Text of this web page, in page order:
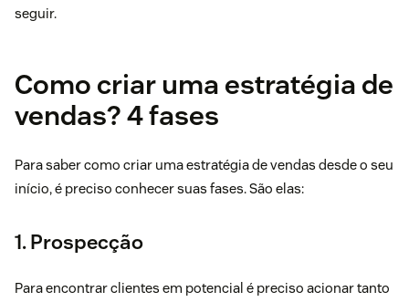
seguir.
Como criar uma estratégia de
vendas? 4 fases
Para saber como criar uma estratégia de vendas desde o seu
início, é preciso conhecer suas fases. São elas:
1. Prospecção
Para encontrar clientes em potencial é preciso acionar tanto